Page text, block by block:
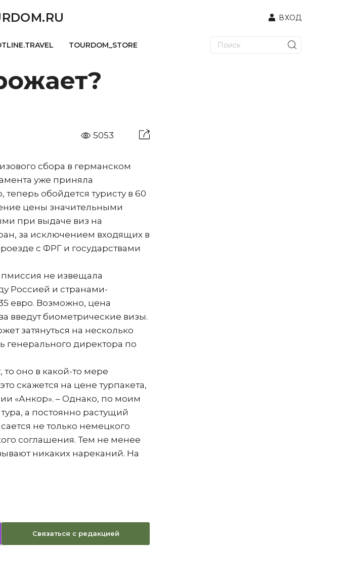
ВХОД
TOURDOM_STORE
5053
сбора в германском
уже приняла
обойдется туристу в 60
цены значительными
при выдаче виз на
за исключением входящих в
с ФРГ и государствами
не извещала
Россией и странами-
евро. Возможно, цена
введут биометрические визы.
затянуться на несколько
генерального директора по
оно в какой-то мере
скажется на цене турпакета,
«Анкор». – Однако, по моим
а постоянно растущий
не только немецкого
соглашения. Тем не менее
никаких нареканий. На
Связаться с редакцией